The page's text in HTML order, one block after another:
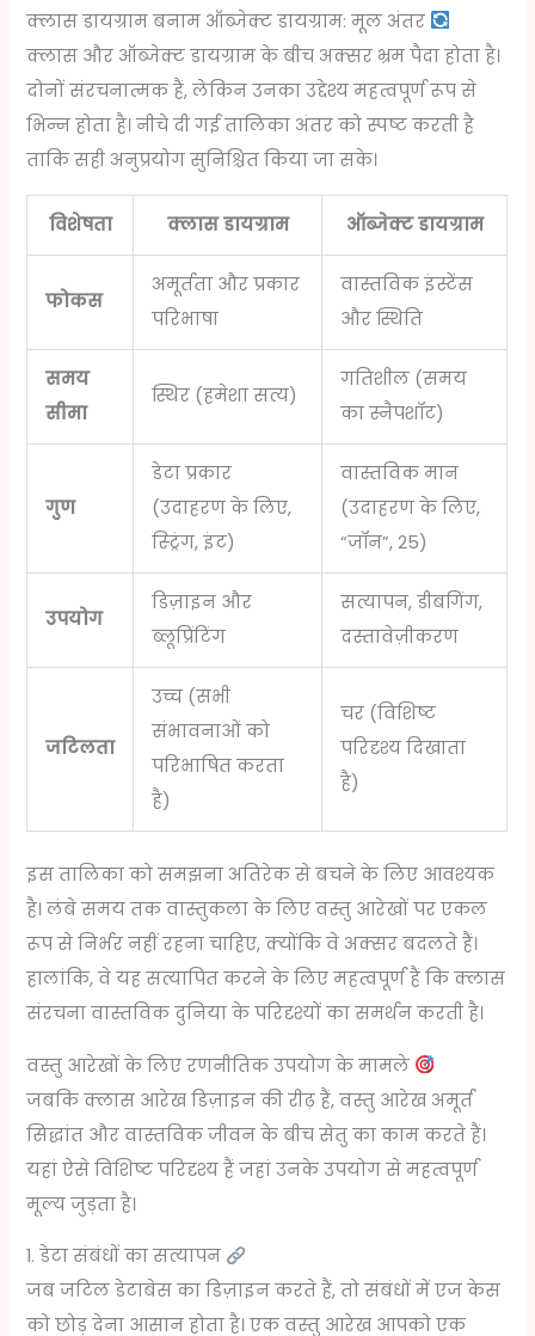
क्लास डायग्राम बनाम ऑब्जेक्ट डायग्राम: मूल अंतर
क्लास और ऑब्जेक्ट डायग्राम के बीच अक्सर भ्रम पैदा होता है।
दोनों संरचनात्मक हैं, लेकिन उनका उद्देश्य महत्वपूर्ण रूप से
भिन्न होता है। नीचे दी गई तालिका अंतर को स्पष्ट करती है
ताकि सही अनुप्रयोग सुनिश्चित किया जा सके।
विशेषता क्लास डायग्राम ऑब्जेक्ट डायग्राम
फोकस
अमूर्तता और प्रकार
परिभाषा
वास्तविक इंस्टेंस
और स्थिति
समय
सीमा
स्थिर (हमेशा सत्य)
गतिशील (समय
का स्नैपशॉट)
गुण
डेटा प्रकार
(उदाहरण के लिए,
स्ट्रिंग, इंट)
वास्तविक मान
(उदाहरण के लिए,
“जॉन”, 25)
उपयोग
डिज़ाइन और
ब्लूप्रिंटिंग
सत्यापन, डीबगिंग,
दस्तावेज़ीकरण
जटिलता
उच्च (सभी
संभावनाओं को
परिभाषित करता
है)
चर (विशिष्ट
परिदृश्य दिखाता
है)
इस तालिका को समझना अतिरेक से बचने के लिए आवश्यक
है। लंबे समय तक वास्तुकला के लिए वस्तु आरेखों पर एकल
रूप से निर्भर नहीं रहना चाहिए, क्योंकि वे अक्सर बदलते हैं।
हालांकि, वे यह सत्यापित करने के लिए महत्वपूर्ण हैं कि क्लास
संरचना वास्तविक दुनिया के परिदृश्यों का समर्थन करती है।
वस्तु आरेखों के लिए रणनीतिक उपयोग के मामले
जबकि क्लास आरेख डिज़ाइन की रीढ़ हैं, वस्तु आरेख अमूर्त
सिद्धांत और वास्तविक जीवन के बीच सेतु का काम करते हैं।
यहां ऐसे विशिष्ट परिदृश्य हैं जहां उनके उपयोग से महत्वपूर्ण
मूल्य जुड़ता है।
1. डेटा संबंधों का सत्यापन
जब जटिल डेटाबेस का डिज़ाइन करते हैं, तो संबंधों में एज केस
को छोड़ देना आसान होता है। एक वस्तु आरेख आपको एक